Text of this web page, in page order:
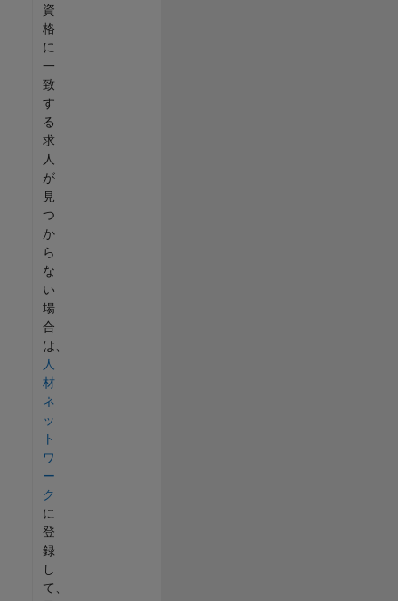
資
格
に
一
致
す
る
求
人
が
見
つ
か
ら
な
い
場
合
は、
人
材
ネ
ッ
ト
ワ
ー
ク
に
登
録
し
て、